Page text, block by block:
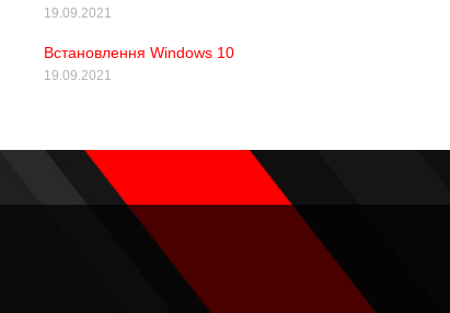
19.09.2021
Встановлення Windows 10
19.09.2021